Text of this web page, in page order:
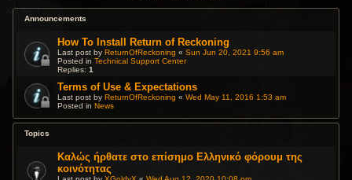
Announcements
How To Install Return of Reckoning
Last post byReturnOfReckoning «Sun Jun 20, 2021 9:56 am
Posted inTechnical Support Center
Replies:1
Terms of Use & Expectations
Last post byReturnOfReckoning «Wed May 11, 2016 1:53 am
Posted inNews
Topics
Καλώς ήρθατε στο επίσημο Ελληνικό φόρουμ της
κοινότητας